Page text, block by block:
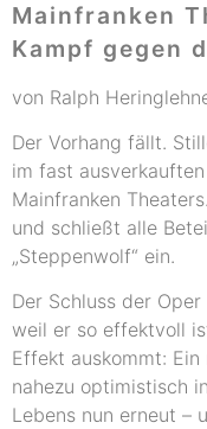
Mainfranken
Kampf gegen
von Ralph
Der Vorhang fällt.
im fast
Mainfranken
und schließt alle
„Steppenwolf“ ein.
Der Schluss der
weil er so effektvoll
Effekt auskommt:
nahezu optimistisch
Lebens nun erneut –